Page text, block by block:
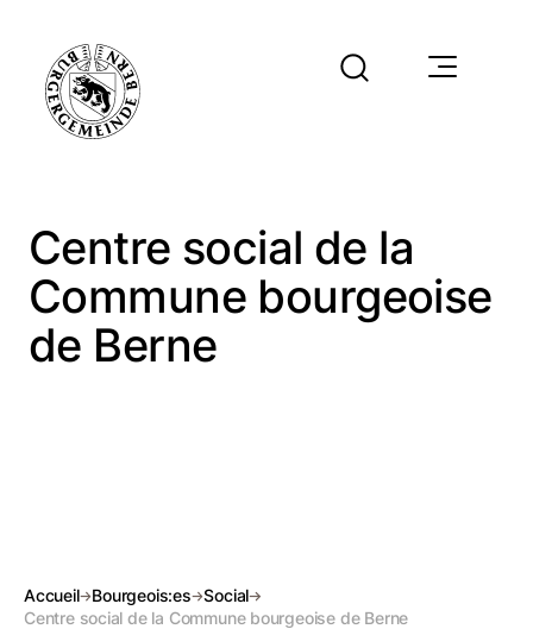
Centre social de la
Commune bourgeoise
de Berne
Accueil Bourgeois:es
Social
Centre social de la Commune bourgeoise de Berne